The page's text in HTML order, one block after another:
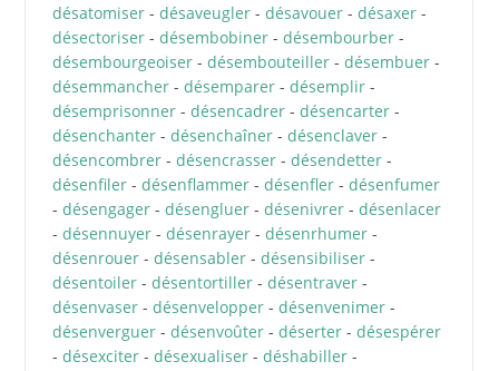
désatomiser- désaveugler- désavouer- désaxer-
désectoriser- désembobiner- désembourber-
désembourgeoiser- désembouteiller- désembuer-
désemmancher- désemparer- désemplir-
désemprisonner- désencadrer- désencarter-
désenchanter- désenchaîner- désenclaver-
désencombrer- désencrasser- désendetter-
désenfiler- désenflammer- désenfler- désenfumer
- désengager- désengluer- désenivrer- désenlacer
- désennuyer- désenrayer- désenrhumer-
désenrouer- désensabler- désensibiliser-
désentoiler- désentortiller- désentraver-
désenvaser- désenvelopper- désenvenimer-
désenverguer- désenvoûter- déserter- désespérer
- désexciter- désexualiser- déshabiller-